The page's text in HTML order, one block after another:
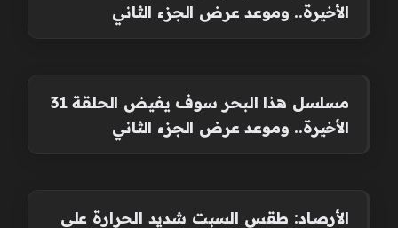
الأخيرة.. وموعد عرض الجزء الثاني
مسلسل هذا البحر سوف يفيض الحلقة 31
الأخيرة.. وموعد عرض الجزء الثاني
الأرصاد: طقس السبت شديد الحرارة على